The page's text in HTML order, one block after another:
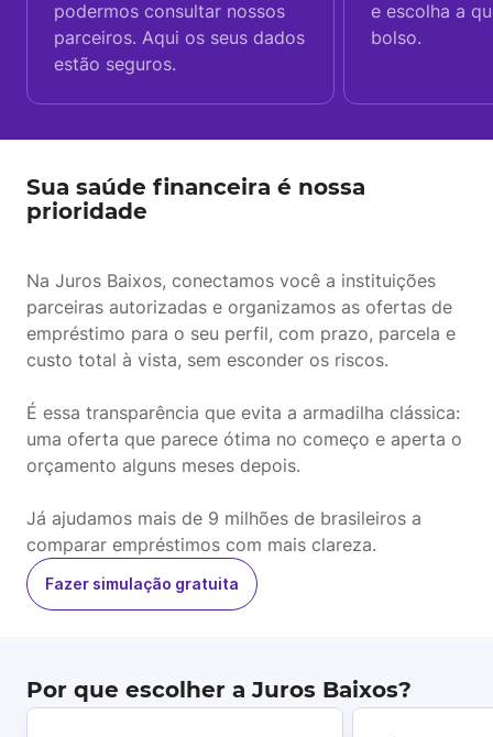
podermos consultar nossos
parceiros. Aqui os seus dados
estão seguros.
e escolha a
bolso.
Sua saúde financeira é nossa
prioridade
Na Juros Baixos, conectamos você a instituições
parceiras autorizadas e organizamos as ofertas de
empréstimo para o seu perfil, com prazo, parcela e
custo total à vista, sem esconder os riscos.
É essa transparência que evita a armadilha clássica:
uma oferta que parece ótima no começo e aperta o
orçamento alguns meses depois.
Já ajudamos mais de 9 milhões de brasileiros a
comparar empréstimos com mais clareza.
Fazer simulação gratuita
Por que escolher a Juros Baixos?